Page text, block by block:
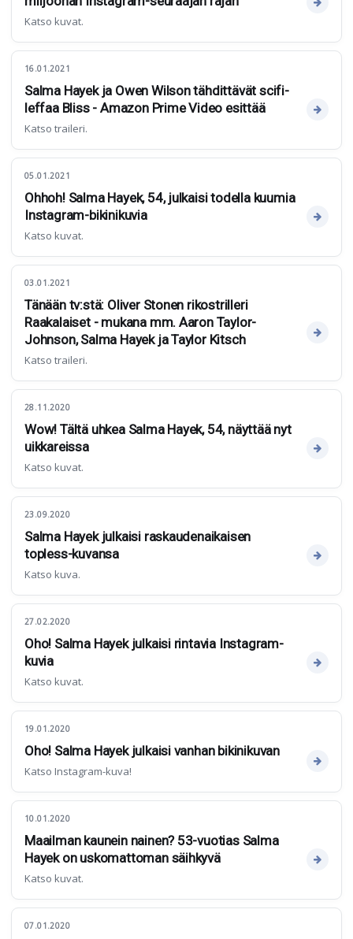
Katso kuvat.
16.01.2021
Salma Hayek ja Owen Wilson tähdittävät scifi-
leffaa Bliss - Amazon Prime Video esittää
Katso traileri.
05.01.2021
Ohhoh! Salma Hayek, 54, julkaisi todella kuumia
Instagram-bikinikuvia
Katso kuvat.
03.01.2021
Tänään tv:stä: Oliver Stonen rikostrilleri
Raakalaiset - mukana mm. Aaron Taylor-
Johnson, Salma Hayek ja Taylor Kitsch
Katso traileri.
28.11.2020
Wow! Tältä uhkea Salma Hayek, 54, näyttää nyt
uikkareissa
Katso kuvat.
23.09.2020
Salma Hayek julkaisi raskaudenaikaisen
topless-kuvansa
Katso kuva.
27.02.2020
Oho! Salma Hayek julkaisi rintavia Instagram-
kuvia
Katso kuvat.
19.01.2020
Oho! Salma Hayek julkaisi vanhan bikinikuvan
Katso Instagram-kuva!
10.01.2020
Maailman kaunein nainen? 53-vuotias Salma
Hayek on uskomattoman säihkyvä
Katso kuvat.
07.01.2020